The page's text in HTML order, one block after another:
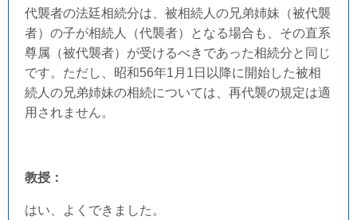
代襲者の法廷相続分は、被相続人の兄弟姉妹（被代襲
者）の子が相続人（代襲者）となる場合も、その直系
尊属（被代襲者）が受けるべきであった相続分と同じ
です。ただし、昭和56年1月1日以降に開始した被相
続人の兄弟姉妹の相続については、再代襲の規定は適
用されません。
教授：
はい、よくできました。